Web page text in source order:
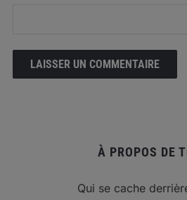
À PROPOS DE
Qui se cache